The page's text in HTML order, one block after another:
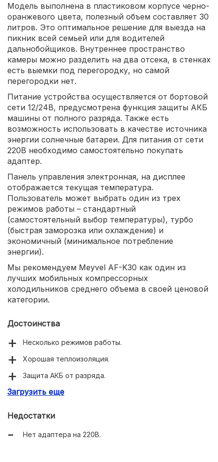
Модель выполнена в пластиковом корпусе черно-
оранжевого цвета, полезный объем составляет 30
литров. Это оптимальное решение для выезда на
пикник всей семьей или для водителей
дальнобойщиков. Внутреннее пространство
камеры можно разделить на два отсека, в стенках
есть выемки под перегородку, но самой
перегородки нет.
Питание устройства осуществляется от бортовой
сети 12/24В, предусмотрена функция защиты АКБ
машины от полного разряда. Также есть
возможность использовать в качестве источника
энергии солнечные батареи. Для питания от сети
220В необходимо самостоятельно покупать
адаптер.
Панель управления электронная, на дисплее
отображается текущая температура.
Пользователь может выбрать один из трех
режимов работы – стандартный
(самостоятельный выбор температуры), турбо
(быстрая заморозка или охлаждение) и
экономичный (минимальное потребление
энергии).
Мы рекомендуем Meyvel AF-K30 как один из
лучших мобильных компрессорных
холодильников среднего объема в своей ценовой
категории.
Достоинства
Несколько режимов работы.
Хорошая теплоизоляция.
Защита АКБ от разряда.
Возможность подключения к солнечным панелям.
Загрузить еще
Недостатки
Нет адаптера на 220В.